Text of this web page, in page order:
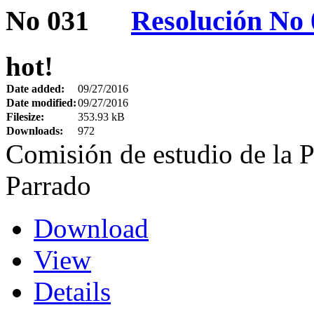
Resolución No
hot!
Date added:
09/27/2016
Date modified:09/27/2016
Filesize:
353.93 kB
Downloads:
972
Comisión de estudio de la
Parrado
Download
View
Details